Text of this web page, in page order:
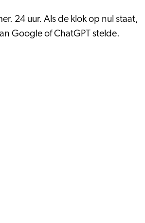
24 uur. Als de klok op nul staat,
Google of ChatGPT stelde.